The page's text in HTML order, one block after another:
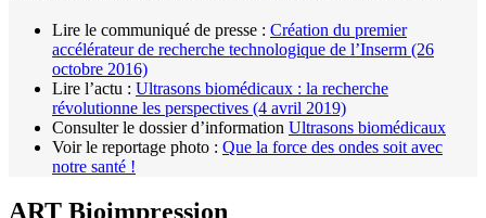
Lire le communiqué de presse : Création du premier
accélérateur de recherche technologique de l’Inserm (26
octobre 2016)
Lire l’actu : Ultrasons biomédicaux : la recherche
révolutionne les perspectives (4 avril 2019)
Consulter le dossier d’information Ultrasons biomédicaux
Voir le reportage photo : Que la force des ondes soit avec
notre santé !
ART Bioimpression